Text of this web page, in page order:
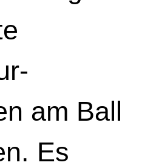
am Ball
Es